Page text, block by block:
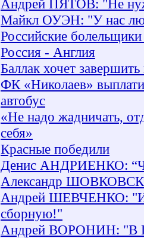
Андрей ПЯТОВ: "Не
Майкл ОУЭН: "У нас
Российские
Россия - Англия
Баллак хочет
ФК «Николаев»
автобус
«Не надо жадничать,
себя»
Красные победили
Денис АНДРИЕНКО:
Александр
Андрей ШЕВЧЕНКО: "И
сборную!"
Андрей ВОРОНИН: "В